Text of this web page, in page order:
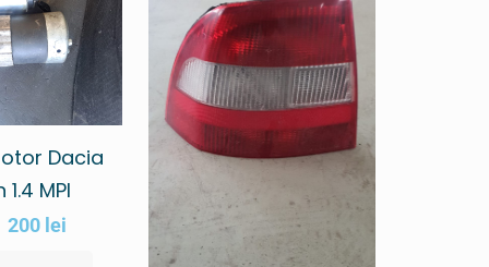
Dacia
MPI
200 lei